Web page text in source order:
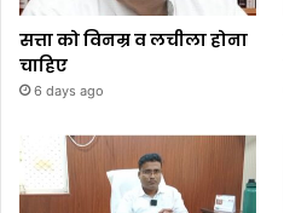
सत्ता को विनम्र व लचीला होना
चाहिए
6 days ago